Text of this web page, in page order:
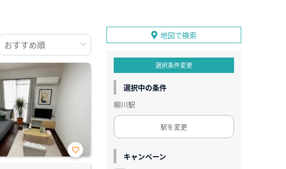
お気
地図で検索
選択条件変更
選択中の条件
柳川駅
駅を変更
キャンペーン